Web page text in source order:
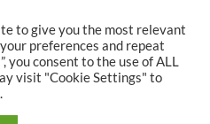
- Google
View
to give you the most relevant
preferences and repeat
you consent to the use of ALL
visit "Cookie Settings" to